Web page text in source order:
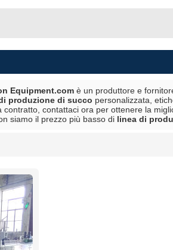
Equipment.com è un produttore e
produzione di succo personalizzata,
contratto, contattaci ora per ottenere la
siamo il prezzo più basso di linea di